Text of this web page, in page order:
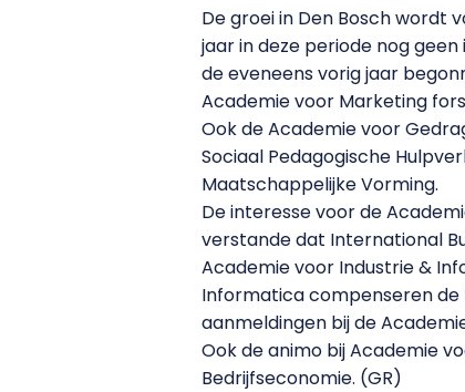
De groei in Den Bosch wordt
jaar in deze periode nog
de eveneens vorig jaar
Academie voor Marketing
Ook de Academie voor
Sociaal Pedagogische
Maatschappelijke Vorming.
De interesse voor de
verstande dat International
Academie voor Industrie &
Informatica compenseren de
aanmeldingen bij de
Ook de animo bij Academie
Bedrijfseconomie. (GR)